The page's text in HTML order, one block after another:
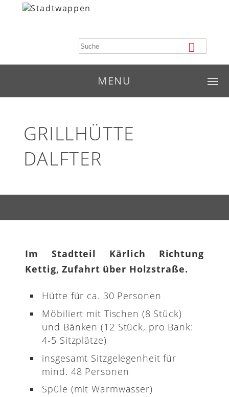
MENU
GRILLHÜTTE
DALFTER
Im Stadtteil Kärlich Richtung
Kettig, Zufahrt über Holzstraße.
Hütte für ca. 30 Personen
Möbiliert mit Tischen (8 Stück)
und Bänken (12 Stück, pro Bank:
4-5 Sitzplätze)
insgesamt Sitzgelegenheit für
mind. 48 Personen
Spüle (mit Warmwasser)